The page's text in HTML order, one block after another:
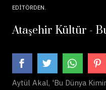
EDITÖRDEN
Ataşehir Kültür -
Aytül Akal, 'Bu Dünya